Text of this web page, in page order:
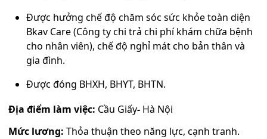
Được hưởng chế độ chăm sóc sức khỏe toàn diện
Bkav Care (Công ty chi trả chi phí khám chữa bệnh
cho nhân viên), chế độ nghỉ mát cho bản thân và
gia đình.
Được đóng BHXH, BHYT, BHTN.
Địa điểm làm việc: Cầu Giấy- Hà Nội
Mức lương: Thỏa thuận theo năng lực, cạnh tranh.